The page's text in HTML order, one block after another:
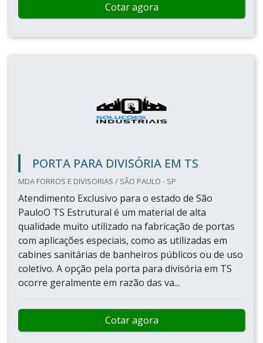
Cotar agora
PORTA PARA DIVISÓRIA EM TS
MDA FORROS E DIVISORIAS / SÃO PAULO - SP
Atendimento Exclusivo para o estado de São
PauloO TS Estrutural é um material de alta
qualidade muito utilizado na fabricação de portas
com aplicações especiais, como as utilizadas em
cabines sanitárias de banheiros públicos ou de uso
coletivo. A opção pela porta para divisória em TS
ocorre geralmente em razão das va...
Cotar agora